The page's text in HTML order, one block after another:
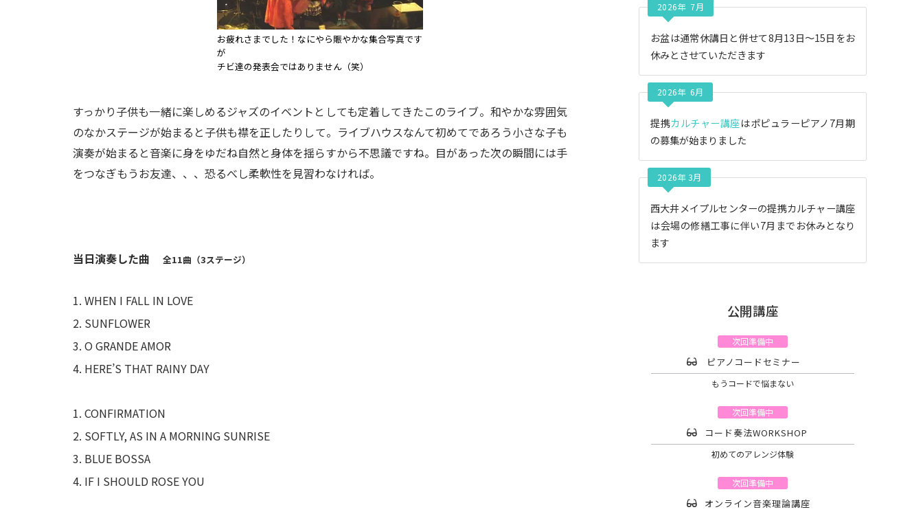
お疲れさまでした！なにやら賑やかな集合写真です
が
チビ達の発表会ではありません（笑）
すっかり子供も一緒に楽しめるジャズのイベントとしても定着してきたこのライブ。和やかな雰囲気
のなかステージが始まると子供も襟を正したりして。ライブハウスなんて初めてであろう小さな子も
演奏が始まると音楽に身をゆだね自然と身体を揺らすから不思議ですね。目があった次の瞬間には手
をつなぎもうお友達、、、恐るべし柔軟性を見習わなければ。
当日演奏した曲 全11曲（3ステージ）
WHEN I FALL IN LOVE
SUNFLOWER
O GRANDE AMOR
HERE’S THAT RAINY DAY
CONFIRMATION
SOFTLY, AS IN A MORNING SUNRISE
BLUE BOSSA
IF I SHOULD ROSE YOU
2026年 7月
お盆は通常休講日と併せて8月13日〜15日をお
休みとさせていただきます
2026年 6月
提携カルチャー講座はポピュラーピアノ7月期
の募集が始まりました
2026年 3月
西大井メイプルセンターの提携カルチャー講座
は会場の修繕工事に伴い7月までお休みとなり
ます
公開講座
次回準備中
ピアノコードセミナー
もうコードで悩まない
次回準備中
コード奏法WORKSHOP
初めてのアレンジ体験
次回準備中
オンライン音楽理論講座